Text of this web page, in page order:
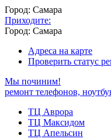
Город: Самара
Приходите:
Город: Самара
Адреса на карте
Проверить статус
Мы починим!
ремонт телефонов,
ТЦ Аврора
ТЦ Максидом
ТЦ Апельсин